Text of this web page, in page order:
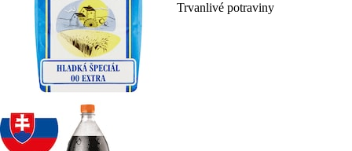
Trvanlivé potraviny